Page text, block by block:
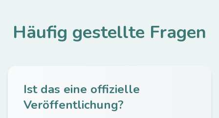
Häufig gestellte Fragen
Ist das eine offizielle
Veröffentlichung?